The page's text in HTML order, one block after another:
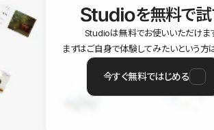
を無料で
Studioは無料でお使いいただけます
まずはご自身で体験してみたいという方は
今すぐ無料ではじめる